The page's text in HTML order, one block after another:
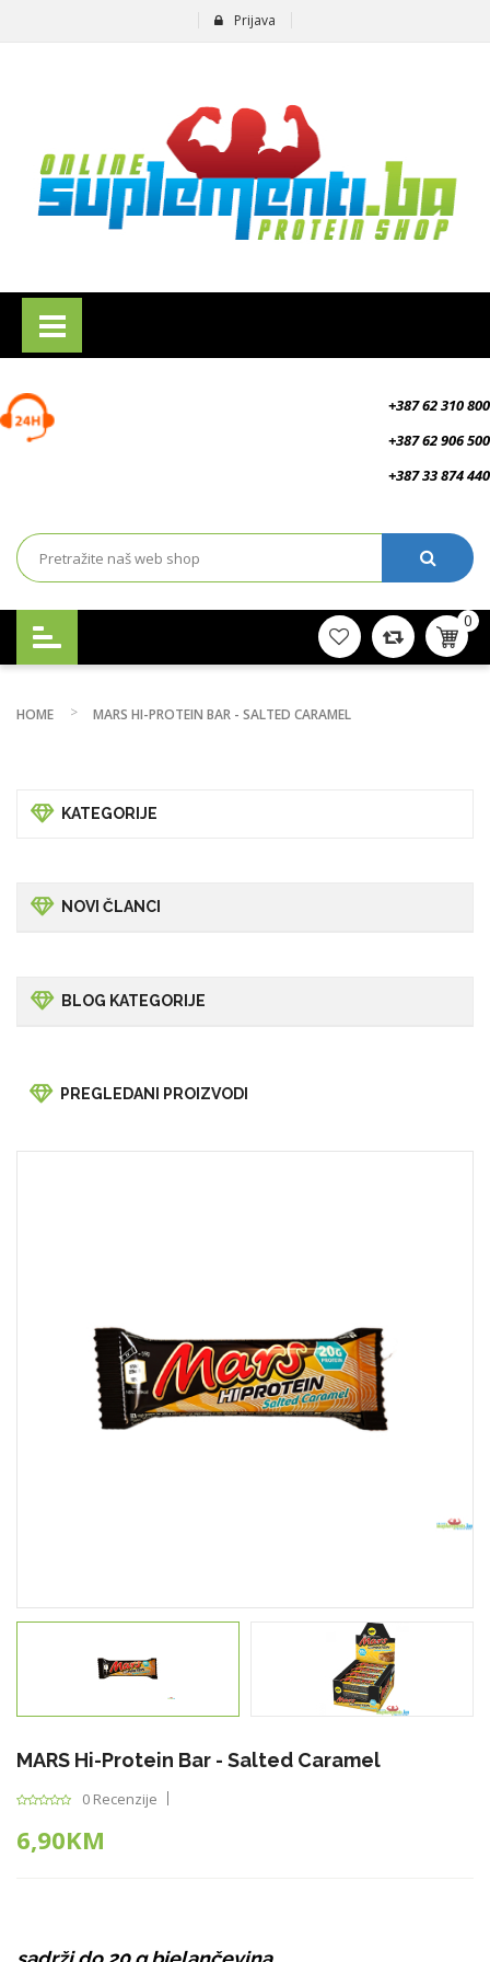
Prijava
+387 62 310 800
+387 62 906 500
+387 33 874 440
0
HOME MARS HI-PROTEIN BAR - SALTED CARAMEL
KATEGORIJE
NOVI ČLANCI
BLOG KATEGORIJE
PREGLEDANI PROIZVODI
MARS Hi-Protein Bar - Salted Caramel
0 Recenzije
6,90KM